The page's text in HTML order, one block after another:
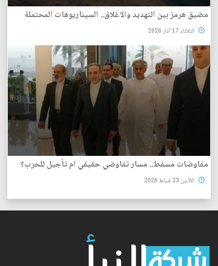
مضيق هرمز بين التهديد والاغلاق.. السيناريوهات المحتملة
الثلاثاء 17 آذار 2026
مفاوضات مسقط.. مسار تفاوضي حقيقي ام تأجيل للحرب؟
الأثنين 23 شباط 2026